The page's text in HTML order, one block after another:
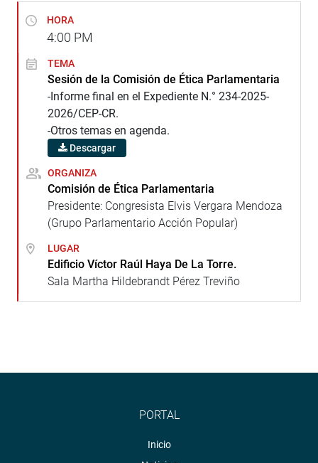
HORA
4:00 PM
TEMA
Sesión de la Comisión de Ética Parlamentaria
-Informe final en el Expediente N.° 234-2025-
2026/CEP-CR.
-Otros temas en agenda.
Descargar
ORGANIZA
Comisión de Ética Parlamentaria
Presidente: Congresista Elvis Vergara Mendoza
(Grupo Parlamentario Acción Popular)
LUGAR
Edificio Víctor Raúl Haya De La Torre.
Sala Martha Hildebrandt Pérez Treviño
PORTAL
Inicio